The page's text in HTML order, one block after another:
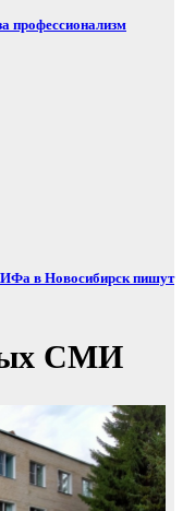
профессионализм
в Новосибирск пишут